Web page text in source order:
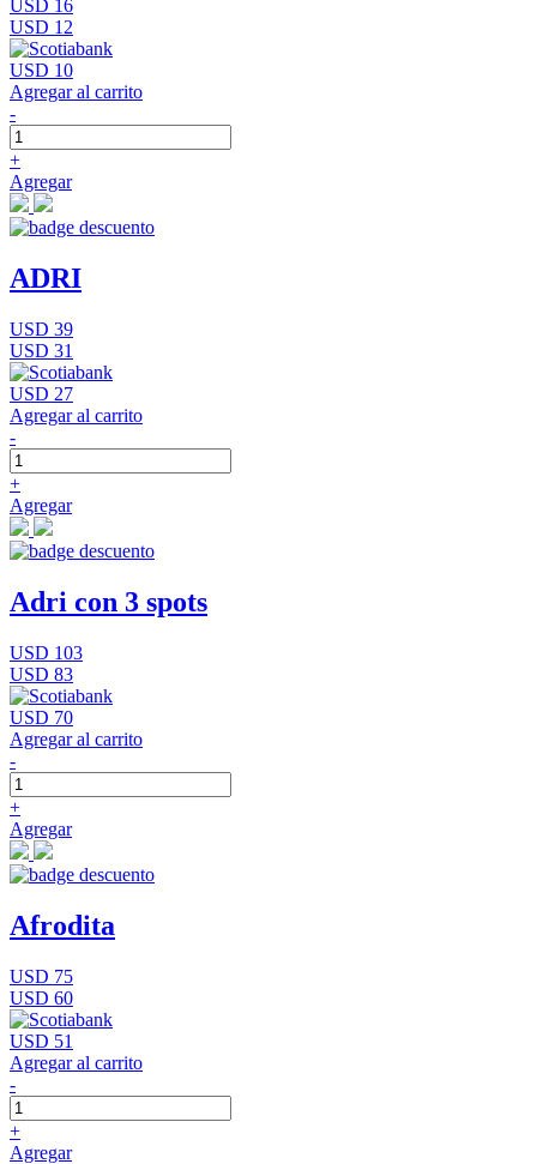
USD 16
USD 12
USD 10
Agregar al carrito
-
+
Agregar
ADRI
USD 39
USD 31
USD 27
Agregar al carrito
-
+
Agregar
Adri con 3 spots
USD 103
USD 83
USD 70
Agregar al carrito
-
+
Agregar
Afrodita
USD 75
USD 60
USD 51
Agregar al carrito
-
+
Agregar